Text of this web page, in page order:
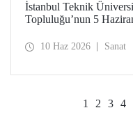
İstanbul Teknik
Topluluğu’nun 5
dinleyicilere unutulmaz
10 Haz 2026 Sanat
1 2 3 4